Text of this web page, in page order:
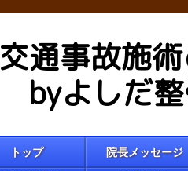
交通事故施
byよしだ
トップ 院長メッセージ